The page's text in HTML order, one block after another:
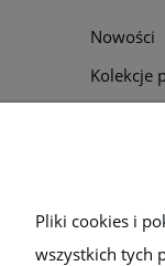
Nowości
Kolekcje
Pliki cookies i
wszystkich tych